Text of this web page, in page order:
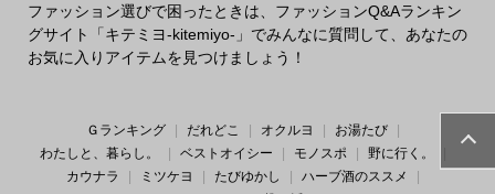
ファッション選びで困ったときは、ファッションQ&Aランキン
グサイト「キテミヨ-kitemiyo-」でみんなに質問して、あなたの
お気に入りアイテムを見つけましょう！
Ｇランキング だれどこ オクルヨ
お湯たび
わたしと、暮らし。
ベストオイシー モノスポ
野に行く。
カウナラ
ミツケヨ たびゆかし
ハーブ酒のススメ